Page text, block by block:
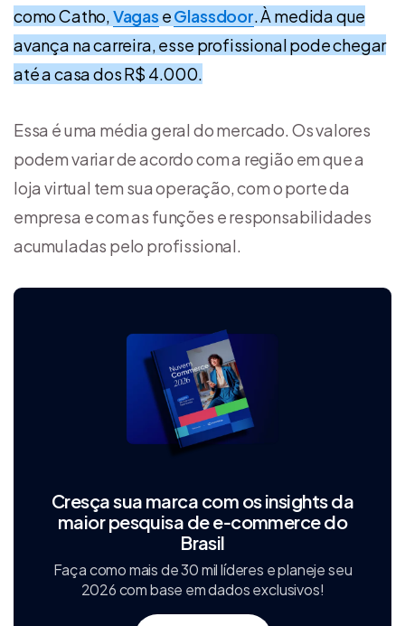
como Catho,Vagas eGlassdoor. À medida que
avança na carreira, esse profissional pode chegar
até a casa dos R$ 4.000.
Essa é uma média geral do mercado. Os valores
podem variar de acordo com a região em que a
loja virtual tem sua operação, com o porte da
empresa e com as funções e responsabilidades
acumuladas pelo profissional.
Cresça sua marca com os insights da
maior pesquisa de e‑commerce do
Brasil
Faça como mais de 30 mil líderes e planeje seu
2026 com base em dados exclusivos!